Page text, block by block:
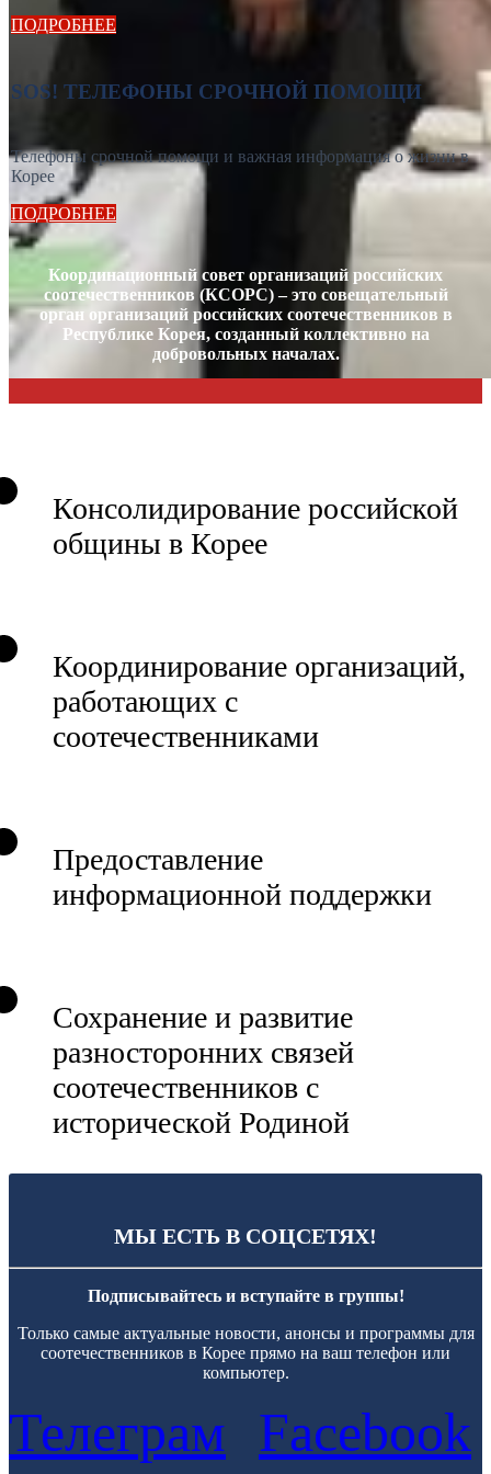
ПОДРОБНЕЕ
SOS! ТЕЛЕФОНЫ СРОЧНОЙ ПОМОЩИ
Телефоны срочной помощи и важная информация о жизни в
Корее
ПОДРОБНЕЕ
Координационный совет организаций российских
соотечественников (КСОРС) – это совещательный
орган организаций российских соотечественников в
Республике Корея, созданный коллективно на
добровольных началах.
Консолидирование российской
общины в Корее
Координирование организаций,
работающих с
соотечественниками
Предоставление
информационной поддержки
Сохранение и развитие
разносторонних связей
соотечественников с
исторической Родиной
МЫ ЕСТЬ В СОЦСЕТЯХ!
Подписывайтесь и вступайте в группы!
Только самые актуальные новости, анонсы и программы для
соотечественников в Корее прямо на ваш телефон или
компьютер.
Телеграм Facebook